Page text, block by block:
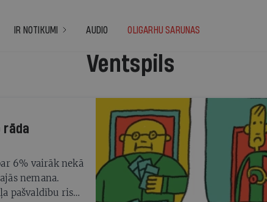
IR NOTIKUMI AUDIO OLIGARHU SARUNAS
Ventspils
rāda
6% vairāk nekā
nemana.
pašvaldību riskē